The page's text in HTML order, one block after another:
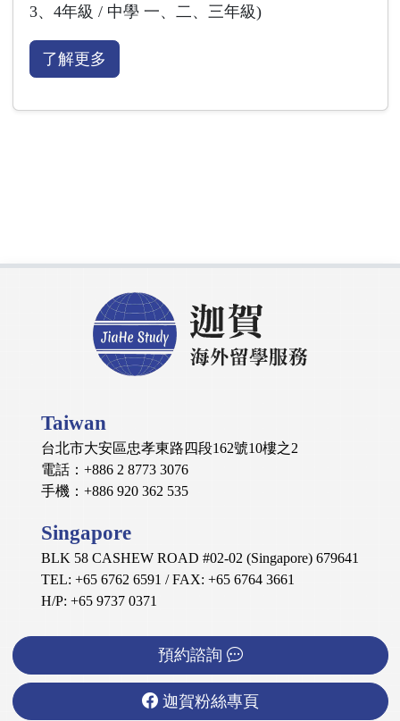
3、4年級 / 中學 一、二、三年級)
了解更多
Taiwan
台北市大安區忠孝東路四段162號10樓之2
電話：+886 2 8773 3076
手機：+886 920 362 535
Singapore
BLK 58 CASHEW ROAD #02-02 (Singapore) 679641
TEL: +65 6762 6591 / FAX: +65 6764 3661
H/P: +65 9737 0371
預約諮詢
迦賀粉絲專頁